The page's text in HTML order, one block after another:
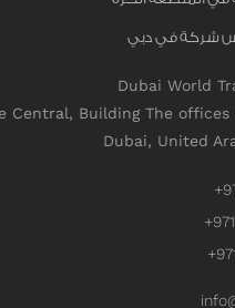
شركة في دبي
Dubai World
Central, Building The
Dubai, United